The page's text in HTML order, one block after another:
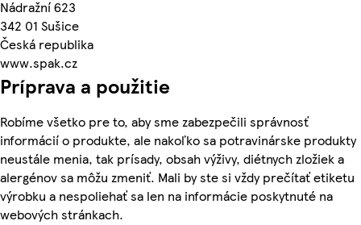
Nádražní 623
342 01 Sušice
Česká republika
www.spak.cz
Príprava a použitie
Robíme všetko pre to, aby sme zabezpečili správnosť
informácií o produkte, ale nakoľko sa potravinárske produkty
neustále menia, tak prísady, obsah výživy, diétnych zložiek a
alergénov sa môžu zmeniť. Mali by ste si vždy prečítať etiketu
výrobku a nespoliehať sa len na informácie poskytnuté na
webových stránkach.